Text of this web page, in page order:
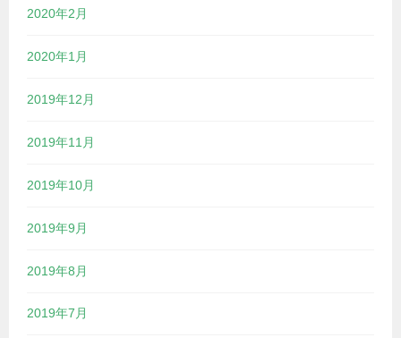
2020年2月
2020年1月
2019年12月
2019年11月
2019年10月
2019年9月
2019年8月
2019年7月